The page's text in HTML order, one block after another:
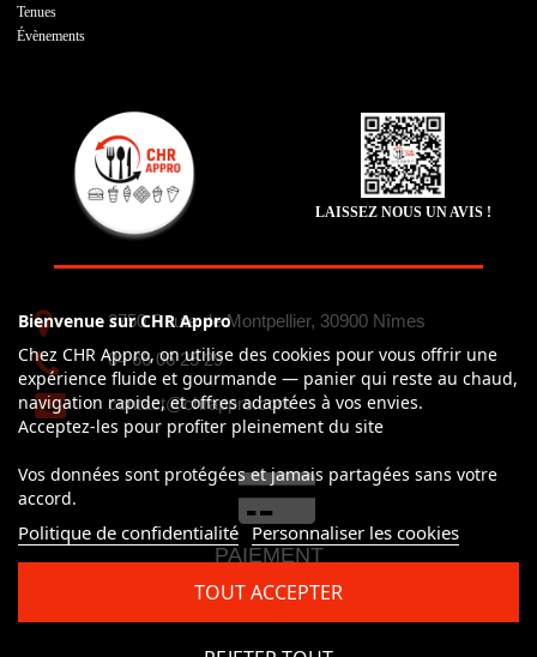
Tenues
Évènements
LAISSEZ NOUS UN AVIS !
2750 Route de Montpellier, 30900 Nîmes
04 66 06 25 29
contact@chrappro.com
PAIEMENT
CB, Visa, Mastercard, Paypal
Bienvenue sur CHR Appro
Chez CHR Appro, on utilise des cookies pour vous offrir une
expérience fluide et gourmande — panier qui reste au chaud,
navigation rapide, et offres adaptées à vos envies.
Acceptez-les pour profiter pleinement du site
Vos données sont protégées et jamais partagées sans votre
accord.
Politique de confidentialité Personnaliser les cookies
TOUT ACCEPTER